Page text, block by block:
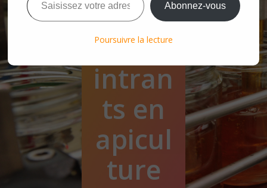
Les
intran
ts en
apicul
ture
Abonnez-vous
Poursuivre la lecture